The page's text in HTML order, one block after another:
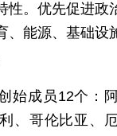
性。优先促进政
、能源、基础设
始成员12个：
、哥伦比亚、